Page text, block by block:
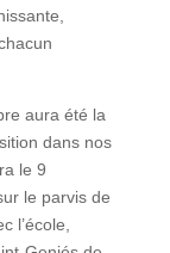
aura été la
dans nos
le 9
le parvis de
l’école,